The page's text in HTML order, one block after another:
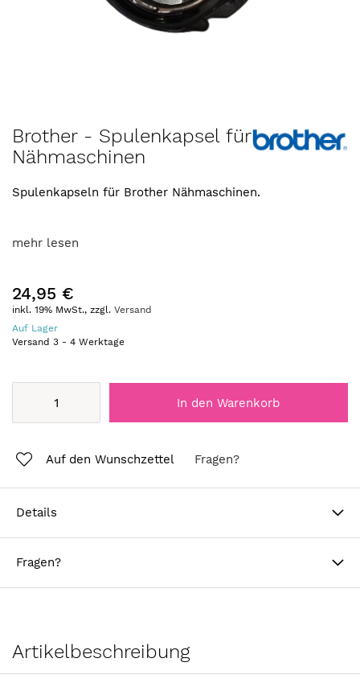
Anfang
der
springen
Brother - Spulenkapsel für
Nähmaschinen
Spulenkapseln für Brother Nähmaschinen.
mehr lesen
24,95 €
inkl. 19% MwSt., zzgl. Versand
Auf Lager
Versand 3 - 4 Werktage
In den Warenkorb
Auf den Wunschzettel Fragen?
Details
Fragen?
Artikelbeschreibung